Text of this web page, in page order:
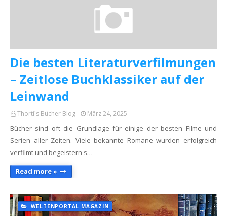
Die besten Literaturverfilmungen
– Zeitlose Buchklassiker auf der
Leinwand
Thorti´s Bücher Blog März 24, 2025
Bücher sind oft die Grundlage für einige der besten Filme und
Serien aller Zeiten. Viele bekannte Romane wurden erfolgreich
verfilmt und begeistern s…
Read more »
WELTENPORTAL MAGAZIN